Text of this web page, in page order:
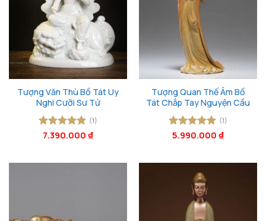
Tượng Văn Thù Bồ Tát Uy
Nghi Cưỡi Sư Tử
Được xếp
(1)
7.390.000 ₫
Tượng Quan Thế Âm Bồ
Tát Chắp Tay Nguyện Cầu
Được xếp
(1)
5.990.000 ₫